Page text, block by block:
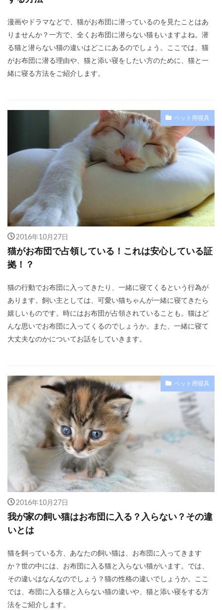
漫画やドラマなどで、猫がお布団に潜っているのを見たことはあ
りませんか？一方で、全くお布団に潜らない猫もいますよね。潜
る猫と潜らない猫の違いはどこにあるのでしょう。ここでは、猫
がお布団に潜る理由や、猫と添い寝をしたい方のために、猫と一
緒に寝る方法をご紹介します。
ペット用寝具
2016年10月27日
猫がお布団で占領している！これは安心している証
拠！？
猫の行動でお布団に入ってきたり、一緒に寝てくるという行為が
あります。飼い主としては、可愛い猫ちゃんが一緒に寝てきたら
嬉しいものです。時にはお布団が占領されていることも。猫はど
んな思いでお布団に入ってくるのでしょうか。また、一緒に寝て
大丈夫なのかについてお話をしていきます。
ペット用寝具
2016年10月27日
我が家の飼い猫はお布団に入る？入らない？その違
いとは
猫を飼っている方、あなたの飼い猫は、お布団に入ってきます
か？世の中には、お布団に入る猫と入らない猫がいます。では、
その違いはなんなのでしょう？猫の性格の違いでしょうか。ここ
では、布団に入る猫と入らない猫の違いや、猫と添い寝をする方
法をご紹介します。